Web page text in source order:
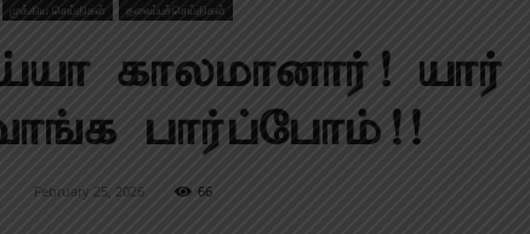
முக்கிய செய்திகள் தலைப்புச்செய்திகள்
காலமானார்! யார்
பார்ப்போம்!!
February 25, 2026 66